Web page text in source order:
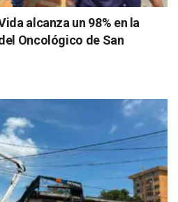
alcanza un 98% en la
Oncológico de San